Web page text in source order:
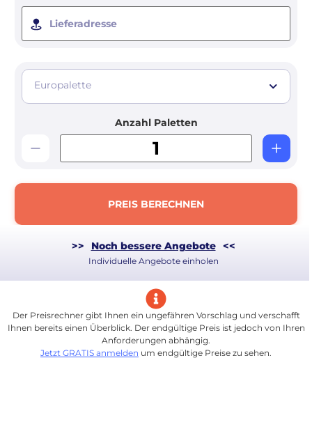
Lieferadresse
Europalette
Anzahl Paletten
PREIS BERECHNEN
>> Noch bessere Angebote <<
Individuelle Angebote einholen
Der Preisrechner gibt Ihnen ein ungefähren Vorschlag und verschafft
Ihnen bereits einen Überblick. Der endgültige Preis ist jedoch von Ihren
Anforderungen abhängig.
Jetzt GRATIS anmelden um endgültige Preise zu sehen.